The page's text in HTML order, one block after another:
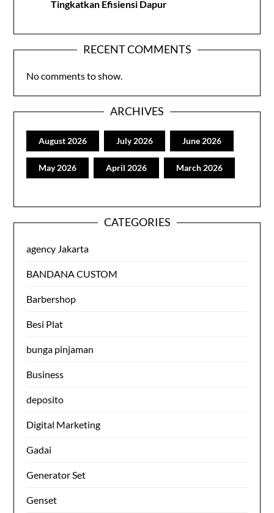
Tingkatkan Efisiensi Dapur
RECENT COMMENTS
No comments to show.
ARCHIVES
August 2026 July 2026 June 2026
May 2026 April 2026 March 2026
CATEGORIES
agency Jakarta
BANDANA CUSTOM
Barbershop
Besi Plat
bunga pinjaman
Business
deposito
Digital Marketing
Gadai
Generator Set
Genset